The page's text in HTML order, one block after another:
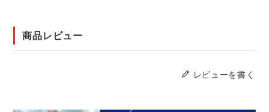
商品レビュー
レビューを書く